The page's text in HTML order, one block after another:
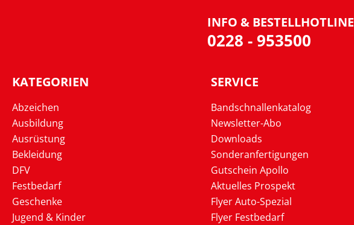
INFO & BESTELLHOTLINE
0228 - 953500
KATEGORIEN
Abzeichen
Ausbildung
Ausrüstung
Bekleidung
DFV
Festbedarf
Geschenke
Jugend & Kinder
SERVICE
Bandschnallenkatalog
Newsletter-Abo
Downloads
Sonderanfertigungen
Gutschein Apollo
Aktuelles Prospekt
Flyer Auto-Spezial
Flyer Festbedarf